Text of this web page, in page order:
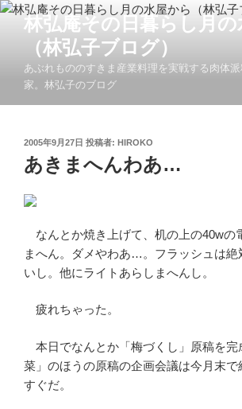
コ
へ
林弘庵その日暮らし月の
（林弘子ブログ）
あぶれもののすきま産業料理を実戦する肉体
家。林弘子のブログ
投
稿
日:
2005年9月27日 投稿者: HIROKO
あきまへんわあ…
なんとか焼き上げて、机の上の40wの
まへん。ダメやわあ…。フラッシュは絶
いし。他にライトあらしまへんし。
疲れちゃった。
本日でなんとか「梅づくし」原稿を完
菜」のほうの原稿の企画会議は今月末で
すぐだ。